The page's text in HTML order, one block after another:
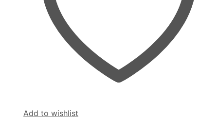
Add to wishlist